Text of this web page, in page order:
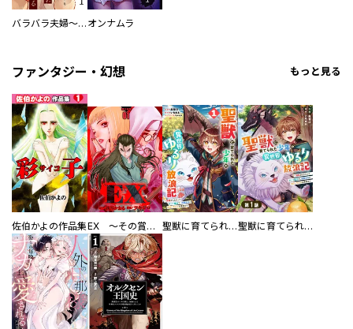
バラバラ夫婦～手足をなくした夫はまだ生きてる オンナムラ
ファンタジー・幻想 もっと見る
佐伯かよの作品集 EX ～その賞金稼ぎは、世界の出口を探す～【単行本版】 聖獣に育てられた少年の異世界ゆるり放浪記～神様からもらったチート魔法で、仲間たちとスローライフを満喫中～ 聖獣に育てられた少年の異世界ゆるり放浪記～神様からもらったチート魔法で、仲間たちとスローライフを満喫中～【分冊版】